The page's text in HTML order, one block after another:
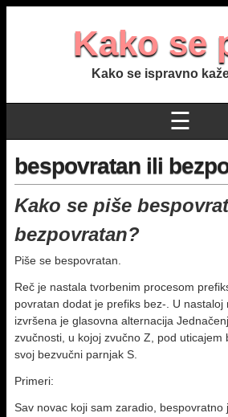
Kako se
Kako se ispravno
☰
bespovratan ili
Kako se piše
bezpovratan?
Piše se bespovratan.
Reč je nastala tvorbenim procesom
povratan dodat je prefiks bez-. U nastaloj
izvršena je glasovna alternacija
zvučnosti, u kojoj zvučno Z, pod uticajem
svoj bezvučni parnjak S.
Primeri:
Sav novac koji sam zaradio, bespovratno